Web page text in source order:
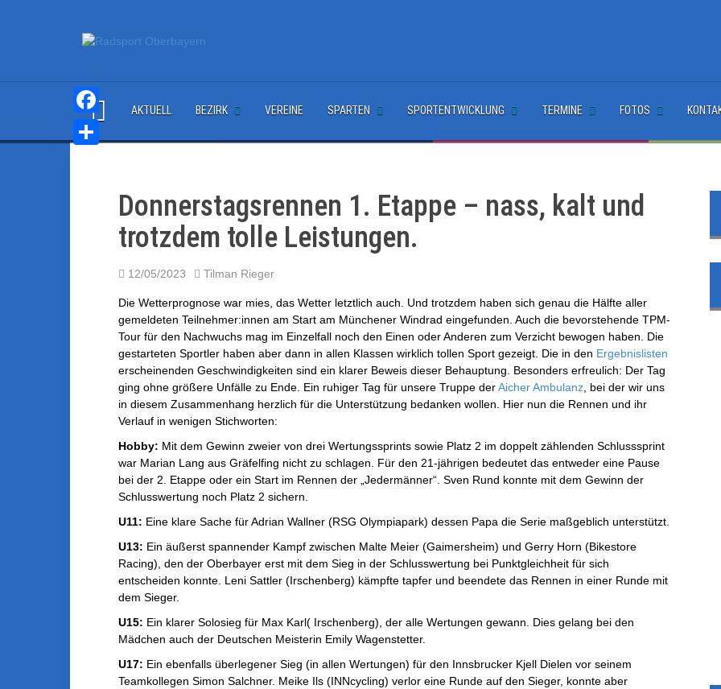
n
AKTUELL BEZIRK VEREINE SPARTEN SPORTENTWICKLUNG TERMINE FOTOS
Donnerstagsrennen 1. Etappe – nass, kalt und
trotzdem tolle Leistungen.
12/05/2023 Tilman Rieger
Die Wetterprognose war mies, das Wetter letztlich auch. Und trotzdem haben sich genau die Hälfte aller
gemeldeten Teilnehmer:innen am Start am Münchener Windrad eingefunden. Auch die bevorstehende TPM-
Tour für den Nachwuchs mag im Einzelfall noch den Einen oder Anderen zum Verzicht bewogen haben. Die
gestarteten Sportler haben aber dann in allen Klassen wirklich tollen Sport gezeigt. Die in den Ergebnislisten
erscheinenden Geschwindigkeiten sind ein klarer Beweis dieser Behauptung. Besonders erfreulich: Der Tag
ging ohne größere Unfälle zu Ende. Ein ruhiger Tag für unsere Truppe derAicher Ambulanz , bei der wir uns
in diesem Zusammenhang herzlich für die Unterstützung bedanken wollen. Hier nun die Rennen und ihr
Verlauf in wenigen Stichworten:
Hobby: Mit dem Gewinn zweier von drei Wertungssprints sowie Platz 2 im doppelt zählenden Schlusssprint
war Marian Lang aus Gräfelfing nicht zu schlagen. Für den 21-jährigen bedeutet das entweder eine Pause
bei der 2. Etappe oder ein Start im Rennen der „Jedermänner“. Sven Rund konnte mit dem Gewinn der
Schlusswertung noch Platz 2 sichern.
U11: Eine klare Sache für Adrian Wallner (RSG Olympiapark) dessen Papa die Serie maßgeblich unterstützt.
U13: Ein äußerst spannender Kampf zwischen Malte Meier (Gaimersheim) und Gerry Horn (Bikestore
Racing), den der Oberbayer erst mit dem Sieg in der Schlusswertung bei Punktgleichheit für sich
entscheiden konnte. Leni Sattler (Irschenberg) kämpfte tapfer und beendete das Rennen in einer Runde mit
dem Sieger.
U15: Ein klarer Solosieg für Max Karl( Irschenberg), der alle Wertungen gewann. Dies gelang bei den
Mädchen auch der Deutschen Meisterin Emily Wagenstetter.
U17: Ein ebenfalls überlegener Sieg (in allen Wertungen) für den Innsbrucker Kjell Dielen vor seinem
Teamkollegen Simon Salchner. Meike Ils (INNcycling) verlor eine Runde auf den Sieger, konnte aber